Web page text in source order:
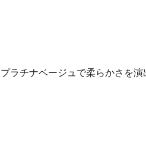
チナベージュで柔らかさを演